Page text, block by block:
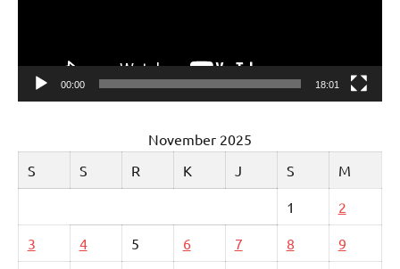
00:00 18:01
November 2025
S
S R K J S M
1 2
3 4 5 6 7 8 9